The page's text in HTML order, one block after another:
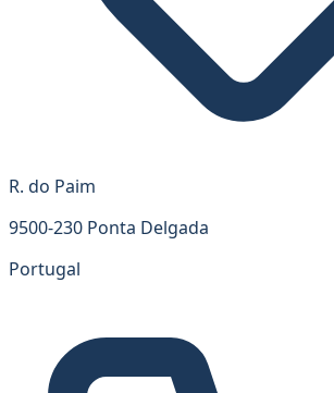
R. do Paim
9500-230 Ponta Delgada
Portugal